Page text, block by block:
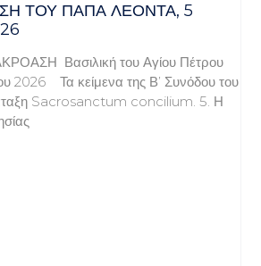
ΤΟΥ ΠΆΠΑ ΛΈΟΝΤΑ, 5
Βασιλική του Αγίου Πέτρου
2026 Τα κείμενα της Β’ Συνόδου του
Sacrosanctum concilium. 5. Η